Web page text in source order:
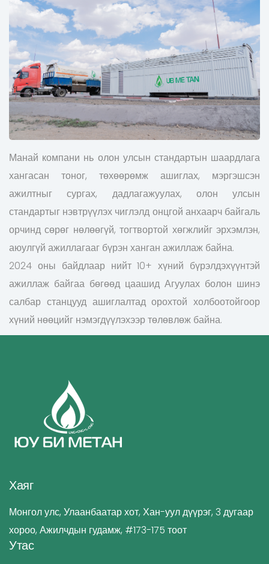
Манай компани нь олон улсын стандартын шаардлага
хангасан тоног, төхөөрөмж ашиглах, мэргэшсэн
ажилтныг сургах, дадлагажуулах, олон улсын
стандартыг нэвтрүүлэх чиглэлд онцгой анхаарч байгаль
орчинд сөрөг нөлөөгүй, тогтвортой хөгжлийг эрхэмлэн,
аюулгүй ажиллагааг бүрэн ханган ажиллаж байна.
2024 оны байдлаар нийт 10+ хүний бүрэлдэхүүнтэй
ажиллаж байгаа бөгөөд цаашид Агуулах болон шинэ
салбар станцууд ашиглалтад орохтой холбоотойгоор
хүний нөөцийг нэмэгдүүлэхээр төлөвлөж байна.
Хаяг
Монгол улс, Улаанбаатар хот, Хан-уул дүүрэг, 3 дугаар
хороо, Ажилчдын гудамж, #173-175 тоот
Утас